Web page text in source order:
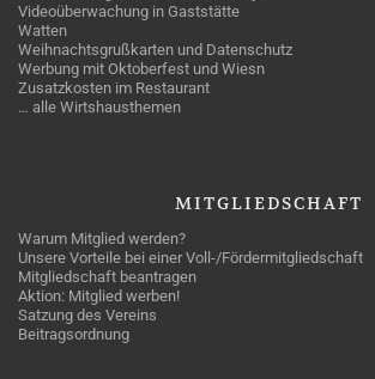
Videoüberwachung in Gaststätte
Watten
Weihnachtsgrußkarten und Datenschutz
Werbung mit Oktoberfest und Wiesn
Zusatzkosten im Restaurant
… alle Wirtshausthemen
MITGLIEDSCHAFT
Warum Mitglied werden?
Unsere Vorteile bei einer Voll-/Fördermitgliedschaft
Mitgliedschaft beantragen
Aktion: Mitglied werben!
Satzung des Vereins
Beitragsordnung